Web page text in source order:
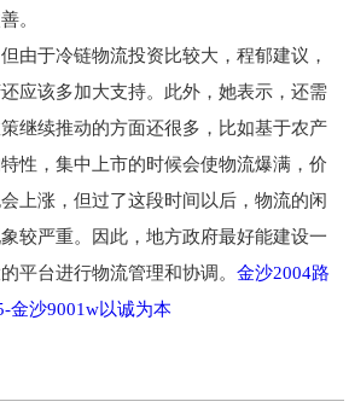
。
但由于冷链物流投资比较大，程郁建议，
应该多加大支持。此外，她表示，还需
继续推动的方面还很多，比如基于农产
性，集中上市的时候会使物流爆满，价
上涨，但过了这段时间以后，物流的闲
较严重。因此，地方政府最好能建设一
平台进行物流管理和协调。 金沙2004路
金沙9001w以诚为本